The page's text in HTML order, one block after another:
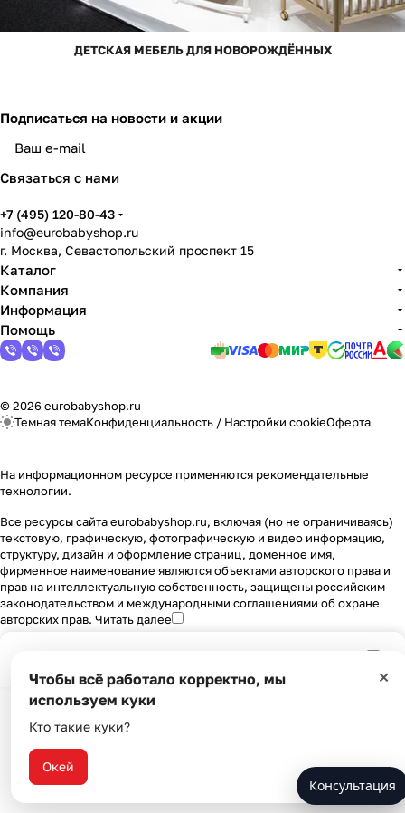
ДЕТСКАЯ МЕБЕЛЬ ДЛЯ НОВОРОЖДЁННЫХ
Подписаться на новости и акции
Связаться с нами
+7 (495) 120-80-43
info@eurobabyshop.ru
г. Москва, Севастопольский проспект 15
Каталог
Компания
Информация
Помощь
© 2026 eurobabyshop.ru
Темная темаКонфиденциальность / Настройки cookieОферта
На информационном ресурсе применяются рекомендательные
технологии.
Все ресурсы сайта eurobabyshop.ru, включая (но не ограничиваясь)
текстовую, графическую, фотографическую и видео информацию,
структуру, дизайн и оформление страниц, доменное имя,
фирменное наименование являются объектами авторского права и
прав на интеллектуальную собственность, защищены российским
законодательством и международными соглашениями об охране
авторских прав. Читать далее
×
Чтобы всё работало корректно, мы
используем куки
Кто такие куки?
Окей
Главная Каталог Корзина Избранные Сравнение
Консультация